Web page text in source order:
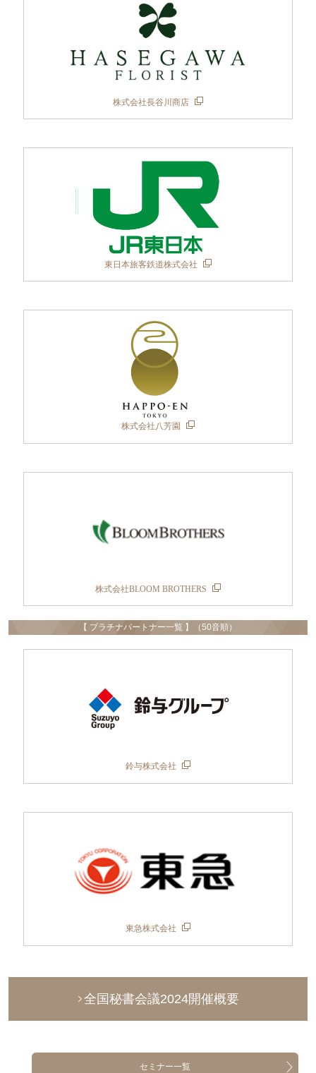
株式会社長谷川商店
東日本旅客鉄道株式会社
株式会社八芳園
株式会社BLOOM BROTHERS
【 プラチナパートナー一覧 】（50音順）
鈴与株式会社
東急株式会社
全国秘書会議2024開催概要
セミナー一覧